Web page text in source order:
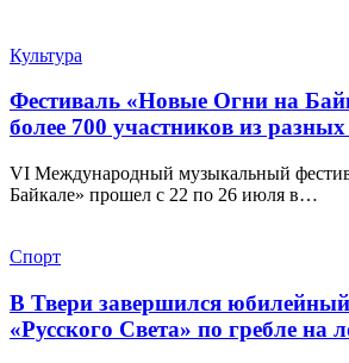
Культура
Фестиваль «Новые Огни на
более 700 участников из
VI Международный музыкальный
Байкале» прошел с 22 по 26 июля в…
Спорт
В Твери завершился
«Русского Света» по гребле на